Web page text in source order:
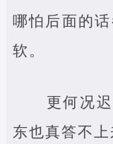
哪怕后面的
软。
更何况
东也真答不上